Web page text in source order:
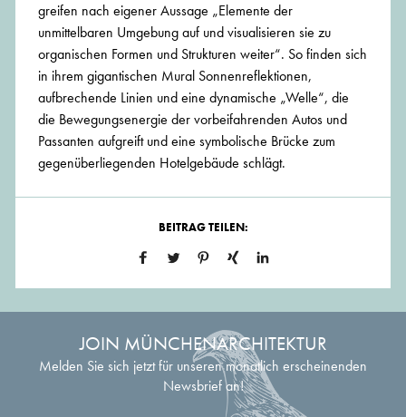
greifen nach eigener Aussage „Elemente der
unmittelbaren Umgebung auf und visualisieren sie zu
organischen Formen und Strukturen weiter“. So finden sich
in ihrem gigantischen Mural Sonnenreflektionen,
aufbrechende Linien und eine dynamische „Welle“, die
die Bewegungsenergie der vorbeifahrenden Autos und
Passanten aufgreift und eine symbolische Brücke zum
gegenüberliegenden Hotelgebäude schlägt.
BEITRAG TEILEN:
JOIN MÜNCHENARCHITEKTUR
Melden Sie sich jetzt für unseren monatlich erscheinenden
Newsbrief an!